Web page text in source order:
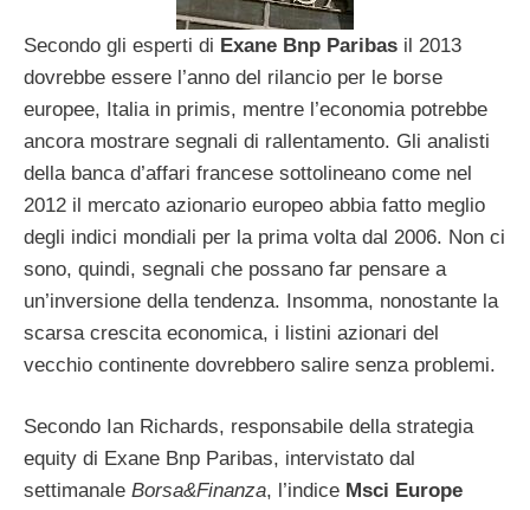
Secondo gli esperti di Exane Bnp Paribas il 2013
dovrebbe essere l’anno del rilancio per le borse
europee, Italia in primis, mentre l’economia potrebbe
ancora mostrare segnali di rallentamento. Gli analisti
della banca d’affari francese sottolineano come nel
2012 il mercato azionario europeo abbia fatto meglio
degli indici mondiali per la prima volta dal 2006. Non ci
sono, quindi, segnali che possano far pensare a
un’inversione della tendenza. Insomma, nonostante la
scarsa crescita economica, i listini azionari del
vecchio continente dovrebbero salire senza problemi.
Secondo Ian Richards, responsabile della strategia
equity di Exane Bnp Paribas, intervistato dal
settimanale Borsa&Finanza, l’indice Msci Europe